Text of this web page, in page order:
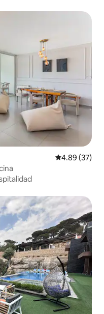
Calificación
4.89 (37)